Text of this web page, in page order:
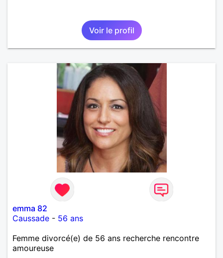
Voir le profil
emma 82
Caussade - 56 ans
Femme divorcé(e) de 56 ans recherche rencontre
amoureuse